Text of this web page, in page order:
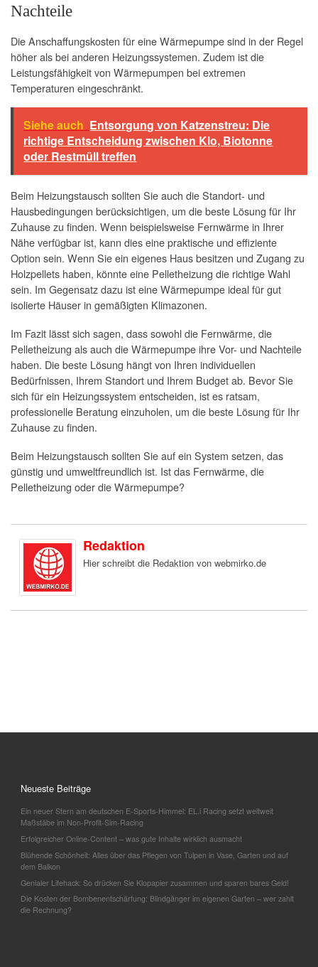
Nachteile
Die Anschaffungskosten für eine Wärmepumpe sind in der Regel
höher als bei anderen Heizungssystemen. Zudem ist die
Leistungsfähigkeit von Wärmepumpen bei extremen
Temperaturen eingeschränkt.
Siehe auch Entsorgung von Katzenstreu: Die
richtige Entscheidung zwischen Klo, Biotonne
oder Restmüll treffen
Beim Heizungstausch sollten Sie auch die Standort- und
Hausbedingungen berücksichtigen, um die beste Lösung für Ihr
Zuhause zu finden. Wenn beispielsweise Fernwärme in Ihrer
Nähe verfügbar ist, kann dies eine praktische und effiziente
Option sein. Wenn Sie ein eigenes Haus besitzen und Zugang zu
Holzpellets haben, könnte eine Pelletheizung die richtige Wahl
sein. Im Gegensatz dazu ist eine Wärmepumpe ideal für gut
isolierte Häuser in gemäßigten Klimazonen.
Im Fazit lässt sich sagen, dass sowohl die Fernwärme, die
Pelletheizung als auch die Wärmepumpe ihre Vor- und Nachteile
haben. Die beste Lösung hängt von Ihren individuellen
Bedürfnissen, Ihrem Standort und Ihrem Budget ab. Bevor Sie
sich für ein Heizungssystem entscheiden, ist es ratsam,
professionelle Beratung einzuholen, um die beste Lösung für Ihr
Zuhause zu finden.
Beim Heizungstausch sollten Sie auf ein System setzen, das
günstig und umweltfreundlich ist. Ist das Fernwärme, die
Pelletheizung oder die Wärmepumpe?
Redaktion
Hier schreibt die Redaktion von webmirko.de
Neueste Beiträge
Ein neuer Stern am deutschen E-Sports-Himmel: EL.i Racing setzt weltweit
Maßstäbe im Non-Profit-Sim-Racing
Erfolgreicher Online-Content – was gute Inhalte wirklich ausmacht
Blühende Schönheit: Alles über das Pflegen von Tulpen in Vase, Garten und auf
dem Balkon
Genialer Lifehack: So drücken Sie Klopapier zusammen und sparen bares Geld!
Die Kosten der Bombenentschärfung: Blindgänger im eigenen Garten – wer zahlt
die Rechnung?